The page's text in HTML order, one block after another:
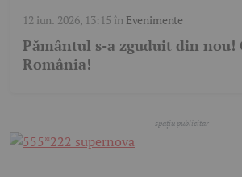
12 iun. 2026, 13:15 în Evenimente
Pământul s-a zguduit din nou!
România!